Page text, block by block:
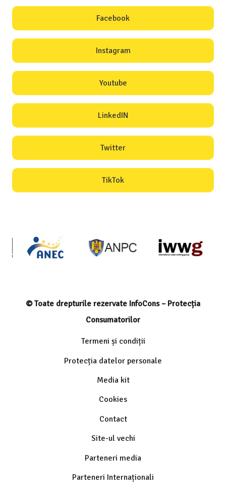
Facebook
Instagram
Youtube
LinkedIN
Twitter
TikTok
© Toate drepturile rezervate InfoCons – Protecția
Consumatorilor
Termeni și condiții
Protecția datelor personale
Media kit
Cookies
Contact
Site-ul vechi
Parteneri media
Parteneri Internaționali